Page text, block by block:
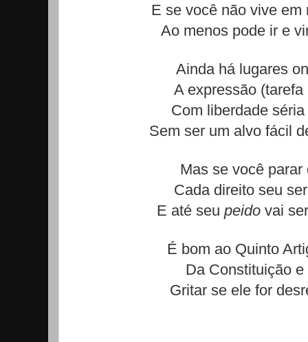
E se você não vive em
Ao menos pode ir e
Ainda há lugares
A expressão (tarefa
Com liberdade
Sem ser um alvo fácil
Mas se você parar
Cada direito seu
E até seu peido vai
É bom ao Quinto
Da Constituição e
Gritar se ele for